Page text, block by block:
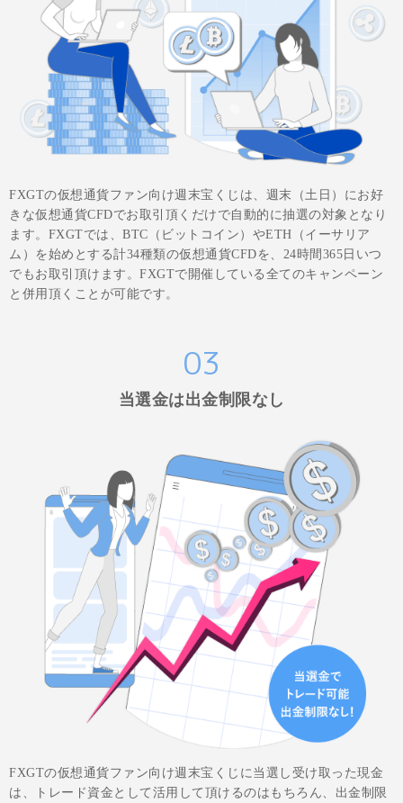
FXGTの仮想通貨ファン向け週末宝くじは、週末（土日）にお好
きな仮想通貨CFDでお取引頂くだけで自動的に抽選の対象となり
ます。FXGTでは、BTC（ビットコイン）やETH（イーサリア
ム）を始めとする計34種類の仮想通貨CFDを、24時間365日いつ
でもお取引頂けます。FXGTで開催している全てのキャンペーン
と併用頂くことが可能です。
03
当選金は出金制限なし
FXGTの仮想通貨ファン向け週末宝くじに当選し受け取った現金
は、トレード資金として活用して頂けるのはもちろん、出金制限